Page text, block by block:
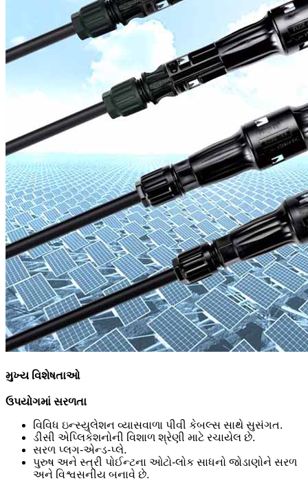
મુખ્ય વિશેષતાઓ
ઉપયોગમાં સરળતા
વિવિધ ઇન્સ્યુલેશન વ્યાસવાળા પીવી કેબલ્સ સાથે સુસંગત.
ડીસી એપ્લિકેશનોની વિશાળ શ્રેણી માટે રચાયેલ છે.
સરળ પ્લગ-એન્ડ-પ્લે.
પુરુષ અને સ્ત્રી પોઈન્ટના ઓટો-લોક સાધનો જોડાણોને સરળ
અને વિશ્વસનીય બનાવે છે.